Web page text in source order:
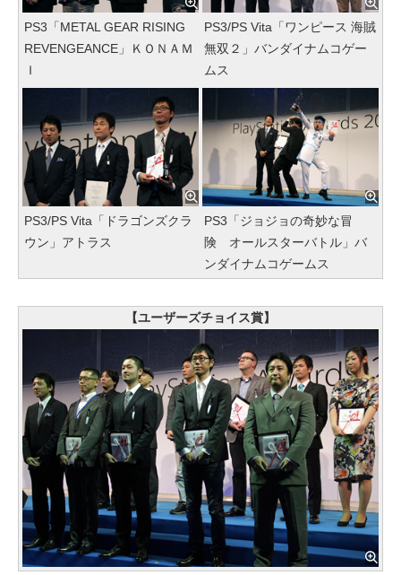
PS3「METAL GEAR RISING
REVENGEANCE」ＫＯＮＡＭ
Ｉ
PS3/PS Vita「ワンピース 海賊
無双２」バンダイナムコゲー
ムス
PS3/PS Vita「ドラゴンズクラ
ウン」アトラス
PS3「ジョジョの奇妙な冒
険 オールスターバトル」バ
ンダイナムコゲームス
【ユーザーズチョイス賞】